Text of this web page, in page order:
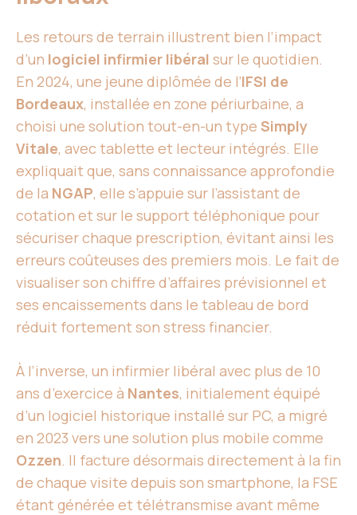
Les retours de terrain illustrent bien l’impact
d’un logiciel infirmier libéral sur le quotidien.
En 2024, une jeune diplômée de l’IFSI de
Bordeaux, installée en zone périurbaine, a
choisi une solution tout-en-un type Simply
Vitale, avec tablette et lecteur intégrés. Elle
expliquait que, sans connaissance approfondie
de la NGAP, elle s’appuie sur l’assistant de
cotation et sur le support téléphonique pour
sécuriser chaque prescription, évitant ainsi les
erreurs coûteuses des premiers mois. Le fait de
visualiser son chiffre d’affaires prévisionnel et
ses encaissements dans le tableau de bord
réduit fortement son stress financier.
À l’inverse, un infirmier libéral avec plus de 10
ans d’exercice à Nantes, initialement équipé
d’un logiciel historique installé sur PC, a migré
en 2023 vers une solution plus mobile comme
Ozzen. Il facture désormais directement à la fin
de chaque visite depuis son smartphone, la FSE
étant générée et télétransmise avant même